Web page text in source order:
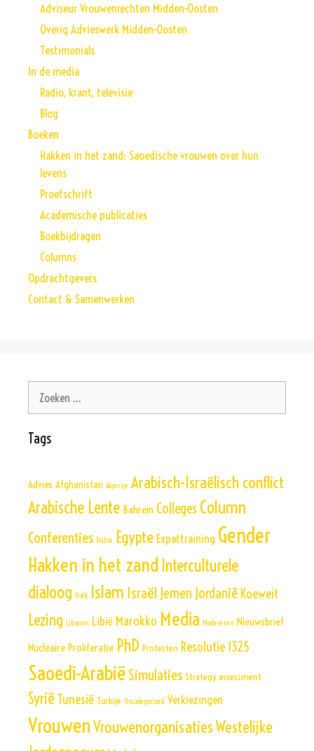
Adviseur Vrouwenrechten Midden-Oosten
Overig Advieswerk Midden-Oosten
Testimonials
In de media
Radio, krant, televisie
Blog
Boeken
Hakken in het zand: Saoedische vrouwen over hun
levens
Proefschrift
Academische publicaties
Boekbijdragen
Columns
Opdrachtgevers
Contact & Samenwerken
naar:
Tags
Advies Afghanistan Algerije Arabisch-Israëlisch conflict
Arabische Lente Bahrein Colleges Column
Conferenties Dubai Egypte Expattraining Gender
Hakken in het zand Interculturele
dialoog Irak Islam Israël Jemen Jordanië Koeweit
Lezing Libanon Libië Marokko Media Modereren Nieuwsbrief
Nucleaire Proliferatie PhD Protesten Resolutie 1325
Saoedi-ArabiëSimulaties Strategy assessment
Syrië Tunesië Turkije Uncategorized Verkiezingen
VrouwenVrouwenorganisatiesWestelijke